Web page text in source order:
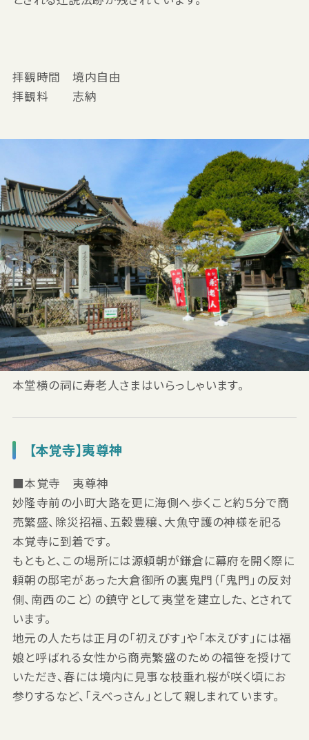
拝観時間 境内自由
拝観料 志納
本堂横の祠に寿老人さまはいらっしゃいます。
【本覚寺】夷尊神
■本覚寺 夷尊神
妙隆寺前の小町大路を更に海側へ歩くこと約５分で商
売繁盛、除災招福、五穀豊穣、大魚守護の神様を祀る
本覚寺に到着です。
もともと、この場所には源頼朝が鎌倉に幕府を開く際に
頼朝の邸宅があった大倉御所の裏鬼門（「鬼門」の反対
側、南西のこと）の鎮守として夷堂を建立した、とされて
います。
地元の人たちは正月の「初えびす」や「本えびす」には福
娘と呼ばれる女性から商売繁盛のための福笹を授けて
いただき、春には境内に見事な枝垂れ桜が咲く頃にお
参りするなど、「えべっさん」として親しまれています。